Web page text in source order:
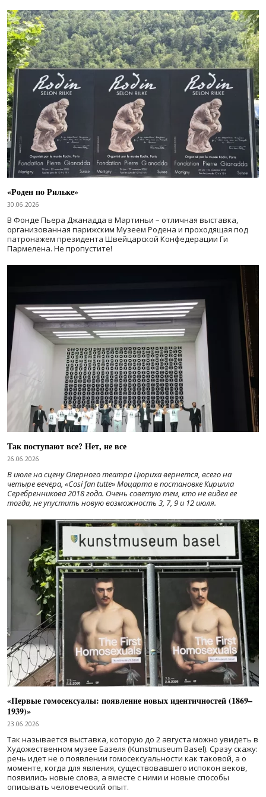
«Роден по Рильке»
30.06.2026
В Фонде Пьера Джанадда в Мартиньи – отличная выставка,
организованная парижским Музеем Родена и проходящая под
патронажем президента Швейцарской Конфедерации Ги
Пармелена. Не пропустите!
Так поступают все? Нет, не все
26.06.2026
В июле на сцену Оперного театра Цюриха вернется, всего на
четыре вечера, «Cosí fan tutte» Моцарта в постановке Кирилла
Серебренникова 2018 года. Очень советую тем, кто не видел ее
тогда, не упустить новую возможность 3, 7, 9 и 12 июля.
«Первые гомосексуалы: появление новых идентичностей (1869–
1939)»
23.06.2026
Так называется выставка, которую до 2 августа можно увидеть в
Художественном музее Базеля (Kunstmuseum Basel). Сразу скажу:
речь идет не о появлении гомосексуальности как таковой, а о
моменте, когда для явления, существовавшего испокон веков,
появились новые слова, а вместе с ними и новые способы
описывать человеческий опыт.